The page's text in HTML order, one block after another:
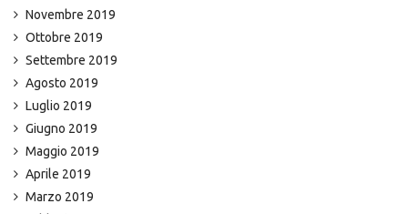
Novembre 2019
Ottobre 2019
Settembre 2019
Agosto 2019
Luglio 2019
Giugno 2019
Maggio 2019
Aprile 2019
Marzo 2019